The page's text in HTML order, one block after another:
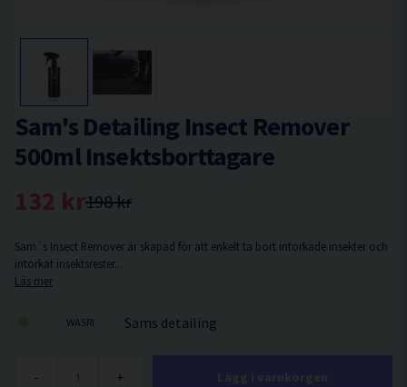
Sam's Detailing Insect Remover
500ml Insektsborttagare
198 kr
132 kr
Sam´s Insect Remover är skapad för att enkelt ta bort intorkade insekter och
intorkat insektsrester...
Läs mer
WASRI Sams detailing
- +